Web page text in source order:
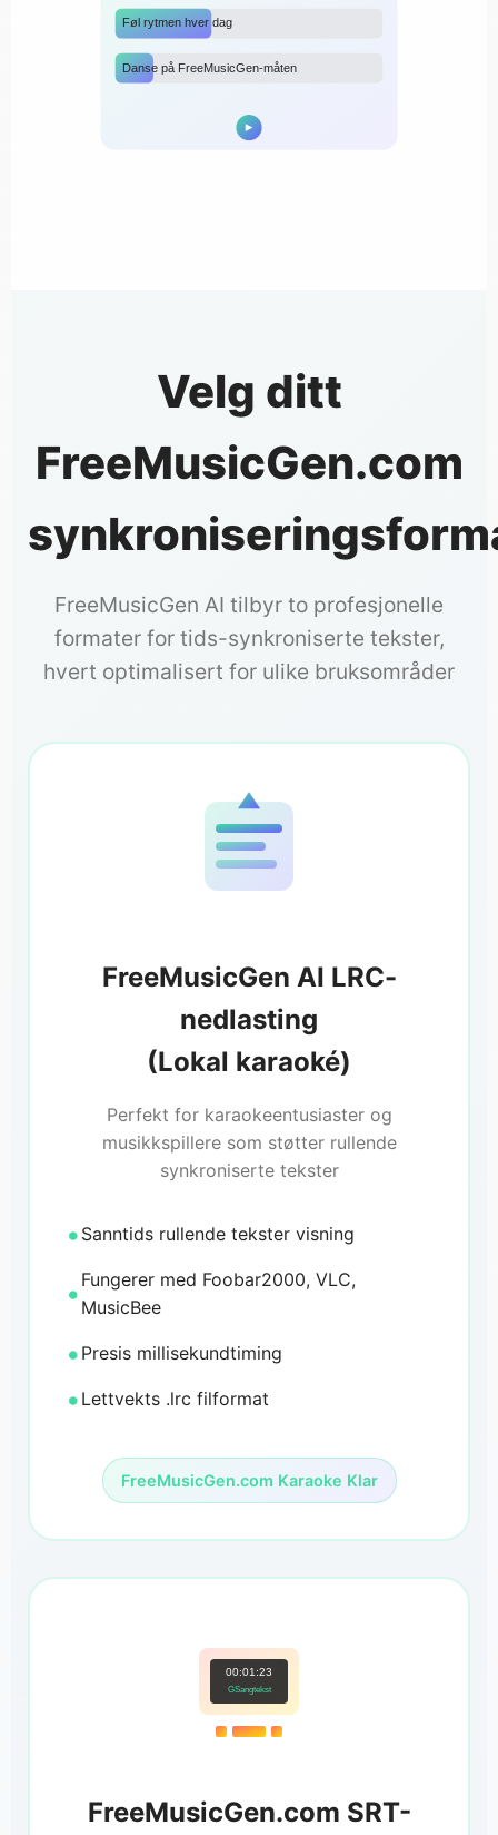
Føl rytmen hver dag
Danse på FreeMusicGen-måten
Velg ditt
FreeMusicGen.com
FreeMusicGen AI tilbyr to profesjonelle
formater for tids-synkroniserte tekster,
hvert optimalisert for ulike bruksområder
FreeMusicGen AI LRC-
nedlasting
(Lokal karaoké)
Perfekt for karaokeentusiaster og
musikkspillere som støtter rullende
synkroniserte tekster
Sanntids rullende tekster visning
Fungerer med Foobar2000, VLC,
MusicBee
Presis millisekundtiming
Lettvekts .lrc filformat
FreeMusicGen.com Karaoke Klar
00:01:23
GSangtekst
FreeMusicGen.com SRT-